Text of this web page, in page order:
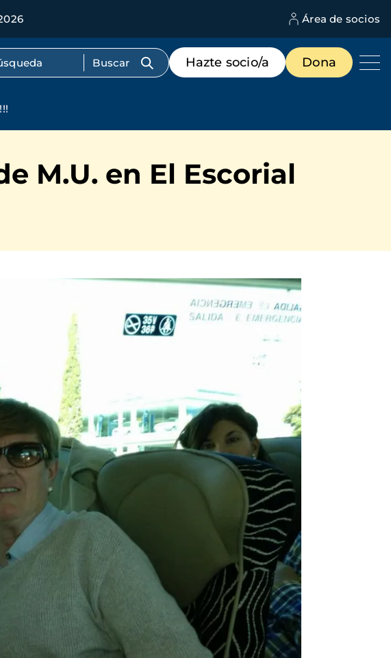
Área de socios
Menú
de
destacados
Hazte socio/a Dona
M.U. en El Escorial